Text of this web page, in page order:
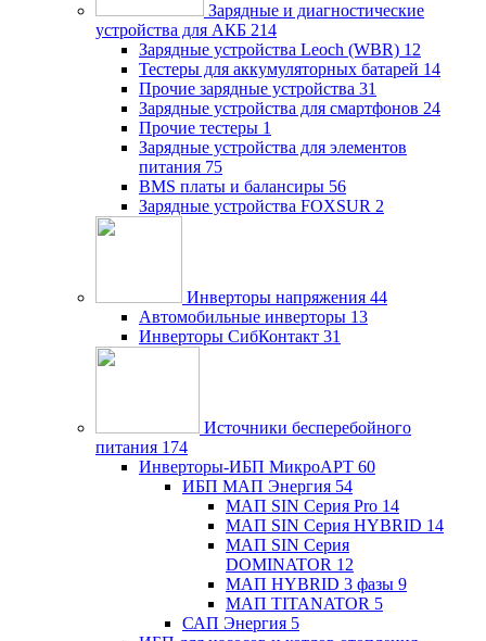
Зарядные и диагностические
устройства для АКБ 214
Зарядные устройства Leoch (WBR) 12
Тестеры для аккумуляторных батарей 14
Прочие зарядные устройства 31
Зарядные устройства для смартфонов 24
Прочие тестеры 1
Зарядные устройства для элементов
питания 75
BMS платы и балансиры 56
Зарядные устройства FOXSUR 2
Инверторы напряжения 44
Автомобильные инверторы 13
Инверторы СибКонтакт 31
Источники бесперебойного
питания 174
Инверторы-ИБП МикроАРТ 60
ИБП МАП Энергия 54
МАП SIN Серия Pro 14
МАП SIN Серия HYBRID 14
МАП SIN Серия
DOMINATOR 12
МАП HYBRID 3 фазы 9
МАП TITANATOR 5
САП Энергия 5